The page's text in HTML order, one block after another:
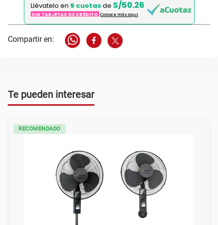
Llévatelo en 9 cuotas de S/50.26
SIN TARJETAS DE CRÉDITO Conoce más aqui
Te pueden interesar
RECOMENDADO